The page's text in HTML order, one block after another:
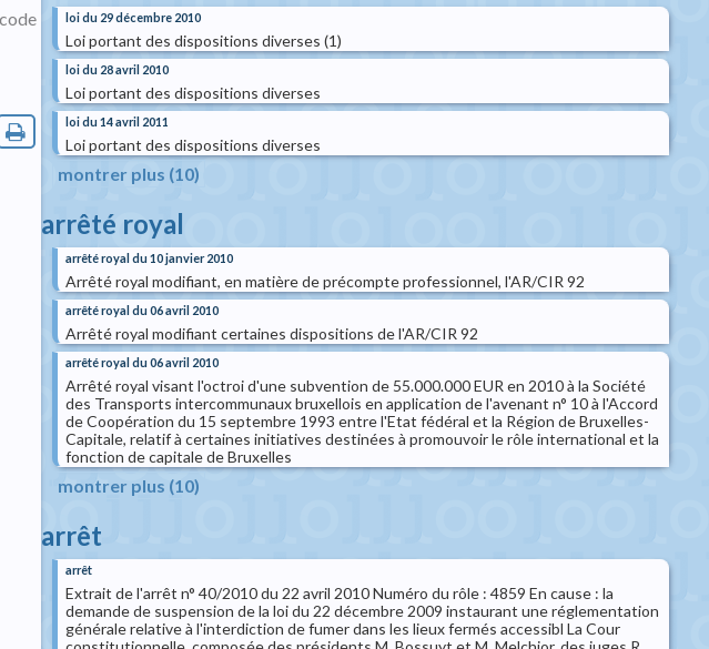
loi du 29 décembre 2010
Loi portant des dispositions diverses (1)
loi du 28 avril 2010
Loi portant des dispositions diverses
loi du 14 avril 2011
Loi portant des dispositions diverses
montrer plus (10)
arrêté royal
arrêté royal du 10 janvier 2010
Arrêté royal modifiant, en matière de précompte professionnel, l'AR/CIR 92
arrêté royal du 06 avril 2010
Arrêté royal modifiant certaines dispositions de l'AR/CIR 92
arrêté royal du 06 avril 2010
Arrêté royal visant l'octroi d'une subvention de 55.000.000 EUR en 2010 à la Société
des Transports intercommunaux bruxellois en application de l'avenant n° 10 à l'Accord
de Coopération du 15 septembre 1993 entre l'Etat fédéral et la Région de Bruxelles-
Capitale, relatif à certaines initiatives destinées à promouvoir le rôle international et la
fonction de capitale de Bruxelles
montrer plus (10)
arrêt
arrêt
Extrait de l'arrêt n° 40/2010 du 22 avril 2010 Numéro du rôle : 4859 En cause : la
demande de suspension de la loi du 22 décembre 2009 instaurant une réglementation
générale relative à l'interdiction de fumer dans les lieux fermés accessibl La Cour